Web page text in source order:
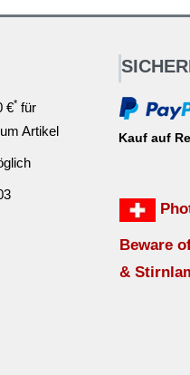
€* für
Artikel
Kauf auf
Beware
&